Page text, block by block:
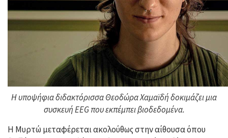
Η υποψήφια διδακτόρισσα Θεοδώρα Χαμαϊδή δοκιμάζει μια
συσκευή EEG που εκπέμπει βιοδεδομένα.
Η Μυρτώ μεταφέρεται ακολούθως στην αίθουσα όπου